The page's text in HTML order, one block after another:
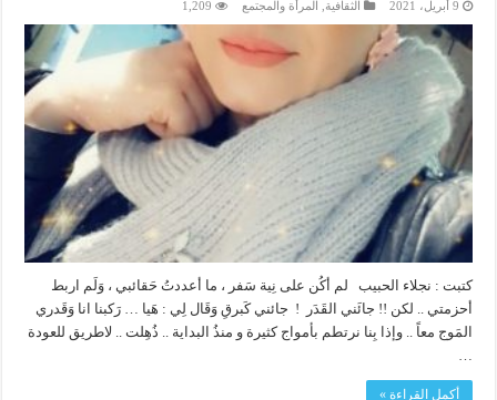
9 أبريل، 2021 الثقافية المرأة والمجتمع 1,209
كتبت : نجلاء الحبيب لم أكُن على نِية سَفر ، ما أعددتُ حَقائبي ، وَلَم اربط
أحزمتي .. لكن !! جائَني القَدَر ! جائني كَبرقِ وَقَال لِي : هَيا … رَكبنا انا وَقَدري
المَوج معاً .. وإذا بِنا نرتطم بأمواج كثيرة و منذُ البداية .. ذُهِلت .. لاطريق للعودة
أكمل القراءة »